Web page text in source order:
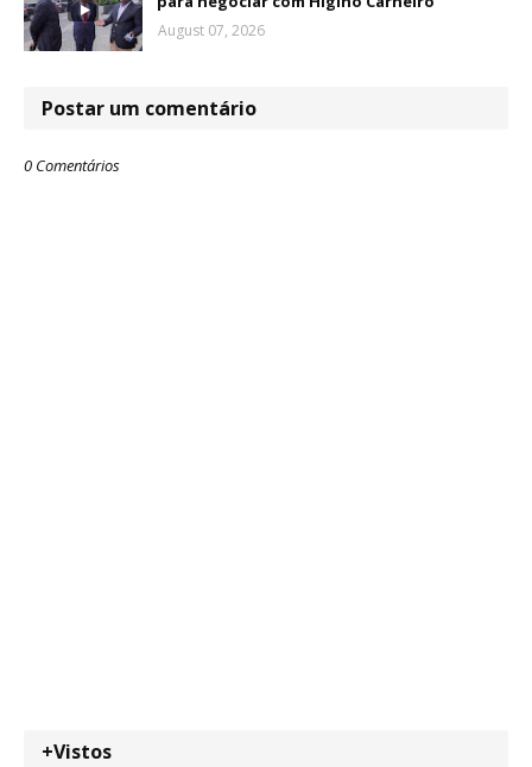
August 07, 2026
Postar um comentário
0 Comentários
+Vistos